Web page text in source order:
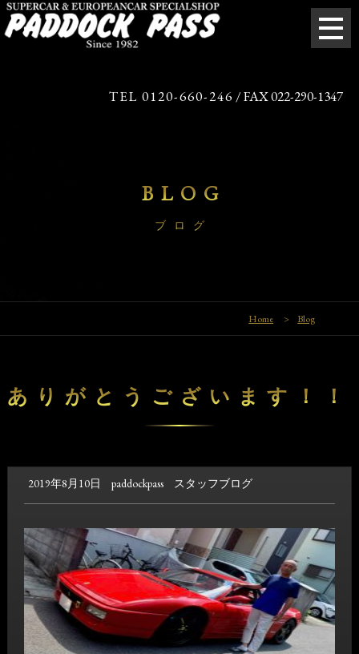
TEL 0120-660-246 / FAX 022-290-1347
BLOG
ブログ
Home > Blog
ありがとうございます！！
2019年8月10日 paddockpass スタッフブログ